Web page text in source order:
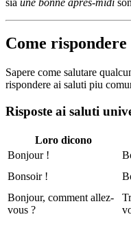
Come
Sapere come salutare
rispondere ai saluti piu
Risposte ai saluti
Loro dicono
Bonjour !
Bonsoir !
Bonjour, comment allez-
vous ?